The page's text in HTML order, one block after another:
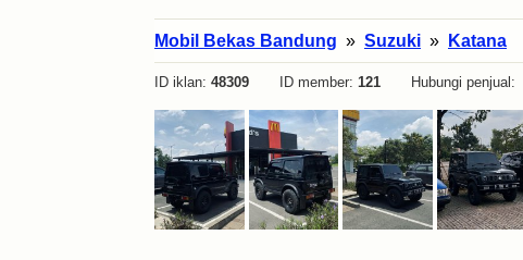
Mobil Bekas Bandung » Suzuki » Katana
ID iklan: 48309 ID member: 121 Hubungi penjual: